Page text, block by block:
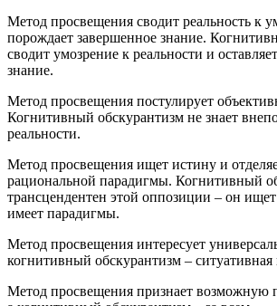
Метод просвещения сводит реальность к
порождает завершенное знание.
сводит умозрение к реальности и
знание.
Метод просвещения постулирует
Когнитивный обскурантизм не знает
реальности.
Метод просвещения ищет истину и
рациональной парадигмы. Когнитивный
трансцендентен этой оппозиции – он
имеет парадигмы.
Метод просвещения интересует
когнитивный обскурантизм – ситуативная
Метод просвещения признает возможную